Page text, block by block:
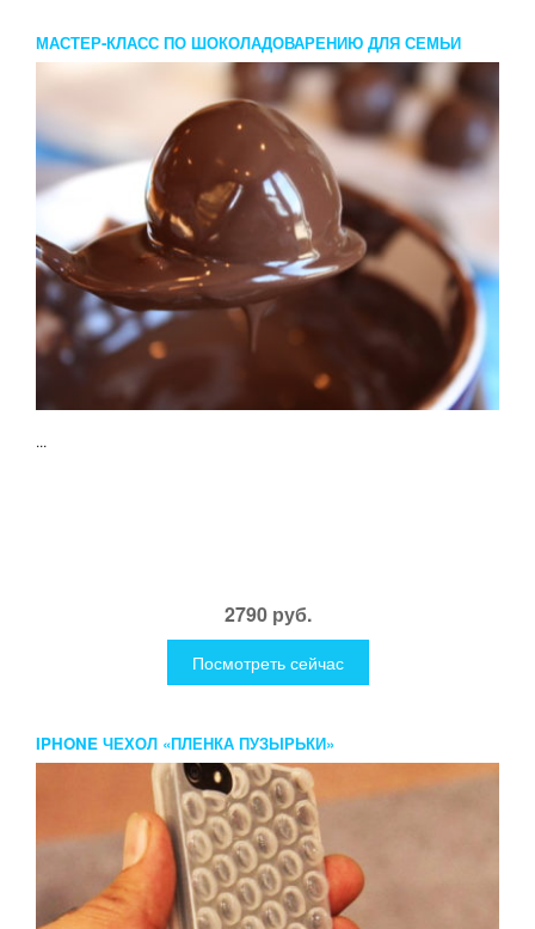
МАСТЕР-КЛАСС ПО ШОКОЛАДОВАРЕНИЮ ДЛЯ СЕМЬИ
...
2790 руб.
Посмотреть сейчас
IPHONE ЧЕХОЛ «ПЛЕНКА ПУЗЫРЬКИ»